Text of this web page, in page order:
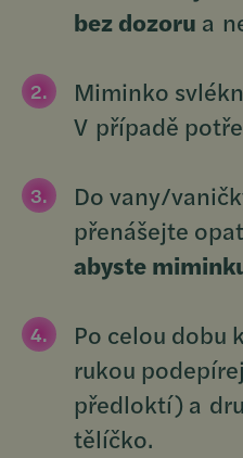
bez dozoru a
Miminko
V případě
Do vany/
přenášejte
abyste
Po celou dobu
rukou
předloktí) a
tělíčko.